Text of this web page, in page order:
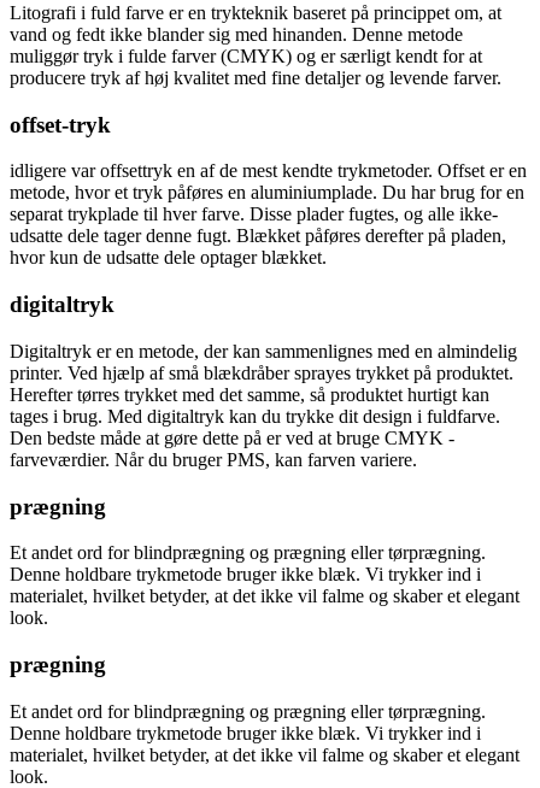
Litografi i fuld farve er en trykteknik baseret på princippet om, at
vand og fedt ikke blander sig med hinanden. Denne metode
muliggør tryk i fulde farver (CMYK) og er særligt kendt for at
producere tryk af høj kvalitet med fine detaljer og levende farver.
offset-tryk
idligere var offsettryk en af de mest kendte trykmetoder. Offset er en
metode, hvor et tryk påføres en aluminiumplade. Du har brug for en
separat trykplade til hver farve. Disse plader fugtes, og alle ikke-
udsatte dele tager denne fugt. Blækket påføres derefter på pladen,
hvor kun de udsatte dele optager blækket.
digitaltryk
Digitaltryk er en metode, der kan sammenlignes med en almindelig
printer. Ved hjælp af små blækdråber sprayes trykket på produktet.
Herefter tørres trykket med det samme, så produktet hurtigt kan
tages i brug. Med digitaltryk kan du trykke dit design i fuldfarve.
Den bedste måde at gøre dette på er ved at bruge CMYK -
farveværdier. Når du bruger PMS, kan farven variere.
prægning
Et andet ord for blindprægning og prægning eller tørprægning.
Denne holdbare trykmetode bruger ikke blæk. Vi trykker ind i
materialet, hvilket betyder, at det ikke vil falme og skaber et elegant
look.
prægning
Et andet ord for blindprægning og prægning eller tørprægning.
Denne holdbare trykmetode bruger ikke blæk. Vi trykker ind i
materialet, hvilket betyder, at det ikke vil falme og skaber et elegant
look.